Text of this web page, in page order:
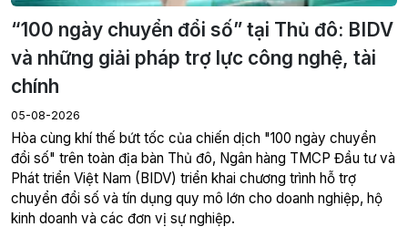
“100 ngày chuyển đổi số” tại Thủ đô: BIDV
và những giải pháp trợ lực công nghệ, tài
chính
05-08-2026
Hòa cùng khí thế bứt tốc của chiến dịch "100 ngày chuyển
đổi số" trên toàn địa bàn Thủ đô, Ngân hàng TMCP Đầu tư và
Phát triển Việt Nam (BIDV) triển khai chương trình hỗ trợ
chuyển đổi số và tín dụng quy mô lớn cho doanh nghiệp, hộ
kinh doanh và các đơn vị sự nghiệp.